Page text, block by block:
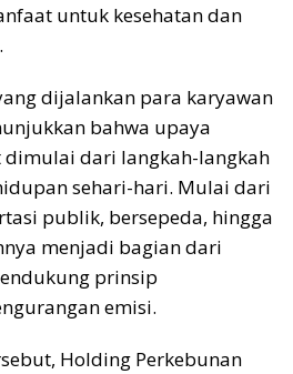
untuk kesehatan dan
dijalankan para karyawan
bahwa upaya
dimulai dari langkah-langkah
sehari-hari. Mulai dari
publik, bersepeda, hingga
menjadi bagian dari
prinsip
emisi.
Holding Perkebunan